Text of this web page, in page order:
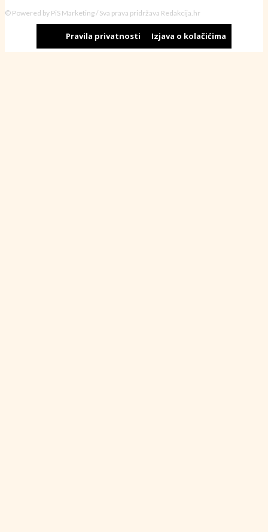
© Powered by PiS Marketing / Sva prava pridržava Redakcija.hr
Pravila privatnosti Izjava o kolačićima